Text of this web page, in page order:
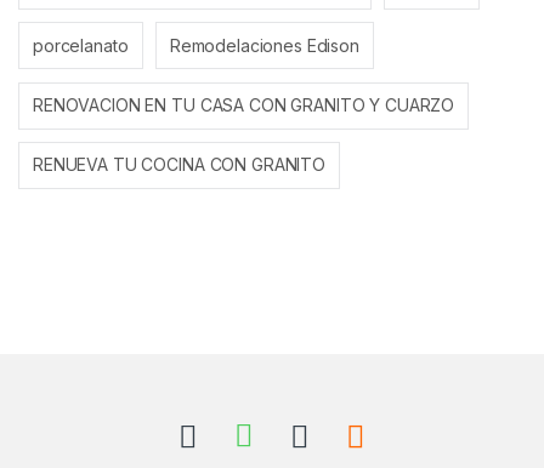
porcelanato Remodelaciones Edison
RENOVACION EN TU CASA CON GRANITO Y CUARZO
RENUEVA TU COCINA CON GRANITO